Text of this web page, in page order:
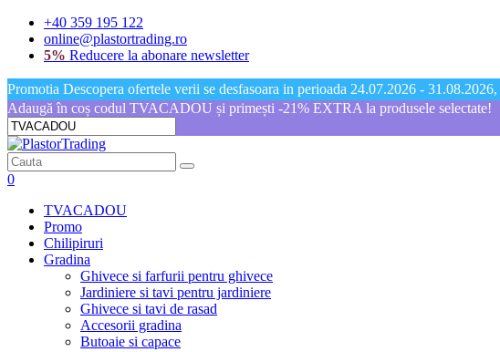
+40 359 195 122
online@plastortrading.ro
5% Reducere la abonare newsletter
Promotia Descopera ofertele verii se desfasoara in perioada 24.07.2026 -
Adaugă în coș codul TVACADOU și primești -21% EXTRA la produsele selectate!
0
TVACADOU
Promo
Chilipiruri
Gradina
Ghivece si farfurii pentru ghivece
Jardiniere si tavi pentru jardiniere
Ghivece si tavi de rasad
Accesorii gradina
Butoaie si capace